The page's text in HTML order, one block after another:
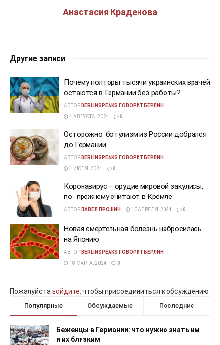
Анастасия Краденова
Другие записи
Почему полторы тысячи украинских врачей
остаются в Германии без работы?
АВТОР BERLINSPEAKS ГОВОРИТБЕРЛИН
4 АВГУСТА, 2024
0
Осторожно: ботулизм из России добрался
до Германии
АВТОР BERLINSPEAKS ГОВОРИТБЕРЛИН
1 ИЮЛЯ, 2024
0
Коронавирус – орудие мировой закулисы,
по- прежнему считают в Кремле
АВТОР ПАВЕЛ ПРОШИН 10 АПРЕЛЯ, 2024 0
Новая смертельная болезнь набросилась
на Японию
АВТОР BERLINSPEAKS ГОВОРИТБЕРЛИН
18 МАРТА, 2024
0
Пожалуйста войдите, чтобы присоединиться к обсуждению
Популярные Обсуждаемые Последние
Беженцы в Германии: что нужно знать им
и их близким